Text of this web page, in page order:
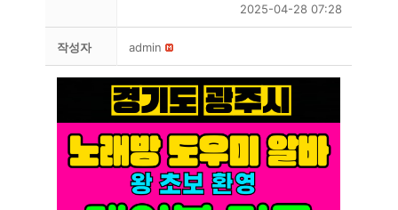
2025-04-28 07:28
작성자 admin